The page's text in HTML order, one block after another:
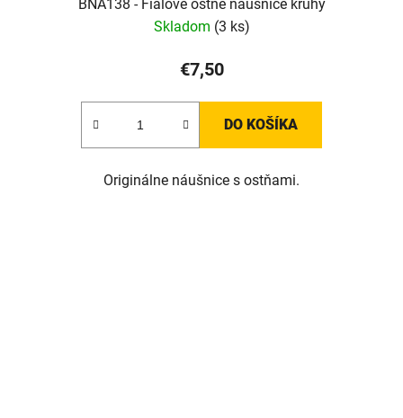
BNA138 - Fialové ostne náušnice kruhy
Skladom (3 ks)
€7,50
DO KOŠÍKA
Originálne náušnice s ostňami.